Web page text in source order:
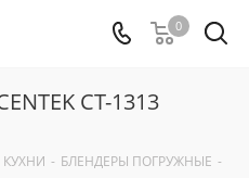
0
CT-1313
- БЛЕНДЕРЫ ПОГРУЖНЫЕ -